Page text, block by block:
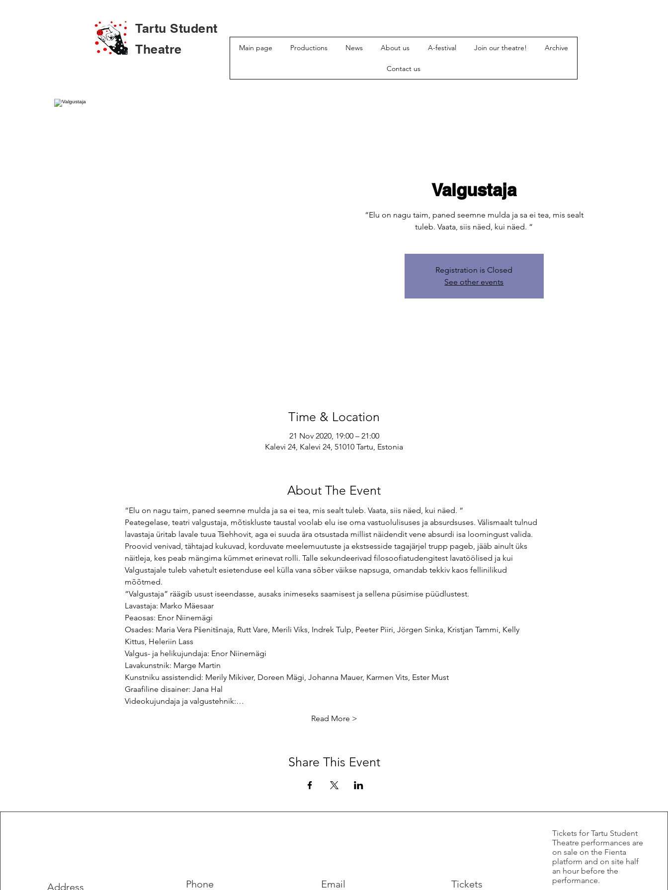
Tartu Student
Theatre
Main page Productions News About us A-festival Join our theatre! Archive
Contact us
Valgustaja
“Elu on nagu taim, paned seemne mulda ja sa ei tea, mis sealt
tuleb. Vaata, siis näed, kui näed. “
Registration is Closed
See other events
Time & Location
21 Nov 2020, 19:00 – 21:00
Kalevi 24, Kalevi 24, 51010 Tartu, Estonia
About The Event
“Elu on nagu taim, paned seemne mulda ja sa ei tea, mis sealt tuleb. Vaata, siis näed, kui näed. “
Peategelase, teatri valgustaja, mõtiskluste taustal voolab elu ise oma vastuolulisuses ja absurdsuses. Välismaalt tulnud
lavastaja üritab lavale tuua Tšehhovit, aga ei suuda ära otsustada millist näidendit vene absurdi isa loomingust valida.
Proovid venivad, tähtajad kukuvad, korduvate meelemuutuste ja ekstsesside tagajärjel trupp pageb, jääb ainult üks
näitleja, kes peab mängima kümmet erinevat rolli. Talle sekundeerivad filosoofiatudengitest lavatöölised ja kui
Valgustajale tuleb vahetult esietenduse eel külla vana sõber väikse napsuga, omandab tekkiv kaos fellinilikud
mõõtmed.
“Valgustaja” räägib usust iseendasse, ausaks inimeseks saamisest ja sellena püsimise püüdlustest.
Lavastaja: Marko Mäesaar
Peaosas: Enor Niinemägi
Osades: Maria Vera Pšenitšnaja, Rutt Vare, Merili Viks, Indrek Tulp, Peeter Piiri, Jörgen Sinka, Kristjan Tammi, Kelly
Kittus, Heleriin Lass
Valgus- ja helikujundaja: Enor Niinemägi
Lavakunstnik: Marge Martin
Kunstniku assistendid: Merily Mikiver, Doreen Mägi, Johanna Mauer, Karmen Vits, Ester Must
Graafiline disainer: Jana Hal
Videokujundaja ja valgustehnik:…
Read More >
Share This Event
Address Phone Email Tickets
​Tickets for Tartu Student
Theatre performances are
on sale on the Fienta
platform and on site half
an hour before the
performance.